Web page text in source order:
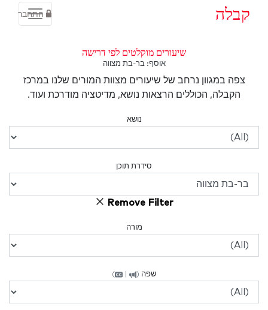
קבלה התחבר
שיעורים מוקלטים לפי דרישה
אוסף: בר-בת מצווה
צפה במגוון נרחב של שיעורים מצוות המורים שלנו במרכז
הקבלה, הכוללים הרצאות נושא, מדיטציה מודרכת ועוד.
נושא
סידרת תוכן
Remove Filter
מורה
שפה (
|
)